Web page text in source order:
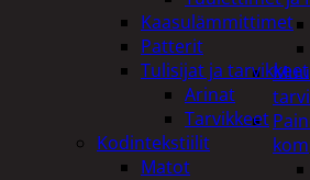
Kaasulämmittimet
Patterit
Tulisijat ja tarvikkeet
Arinat
Tarvikkeet
Kodintekstiilit
Matot